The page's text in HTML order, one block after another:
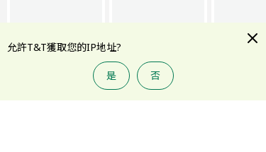
大統華積分 折扣專區
允許T&T獲取您的IP地址?
是 否